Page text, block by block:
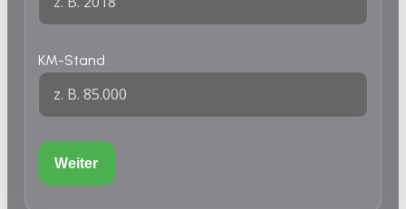
KM-Stand
Weiter